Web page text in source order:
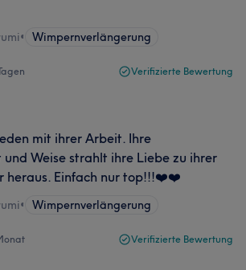
• Wimpernverlängerung
Verifizierte Bewertung
mit ihrer Arbeit. Ihre
Weise strahlt ihre Liebe zu ihrer
heraus. Einfach nur top!!!❤️❤️
• Wimpernverlängerung
Verifizierte Bewertung